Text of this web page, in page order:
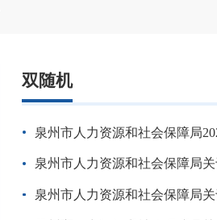
双随机
泉州市人力资源和社会保障局
泉州市人力资源和社会保障局
泉州市人力资源和社会保障局